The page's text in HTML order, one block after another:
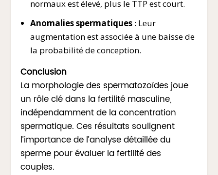
normaux est élevé, plus le TTP est court.
Anomalies spermatiques: Leur
augmentation est associée à une baisse de
la probabilité de conception.
Conclusion
La morphologie des spermatozoïdes joue
un rôle clé dans la fertilité masculine,
indépendamment de la concentration
spermatique. Ces résultats soulignent
l’importance de l’analyse détaillée du
sperme pour évaluer la fertilité des
couples.